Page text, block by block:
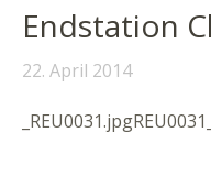
Endstation
22. April 2014